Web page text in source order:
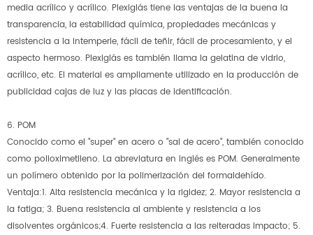
media acrílico y acrílico. Plexiglás tiene las ventajas de la buena la
transparencia, la estabilidad química, propiedades mecánicas y
resistencia a la intemperie, fácil de teñir, fácil de procesamiento, y el
aspecto hermoso. Plexiglás es también llama la gelatina de vidrio,
acrílico, etc. El material es ampliamente utilizado en la producción de
publicidad cajas de luz y las placas de identificación.
6. POM
Conocido como el "super" en acero o "sai de acero", también conocido
como polioximetileno. La abreviatura en inglés es POM. Generalmente
un polímero obtenido por la polimerización del formaldehído.
Ventaja:1. Alta resistencia mecánica y la rigidez; 2. Mayor resistencia a
la fatiga; 3. Buena resistencia al ambiente y resistencia a los
disolventes orgánicos;4. Fuerte resistencia a las reiteradas impacto; 5.